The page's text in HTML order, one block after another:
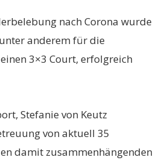
nach Corona wurde
anderem für die
3×3 Court, erfolgreich
Stefanie von Keutz
von aktuell 35
damit zusammenhängenden